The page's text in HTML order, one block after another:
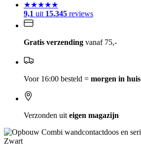
★★★★★
9,1 uit 15.345 reviews
Gratis verzending vanaf 75,-
Voor 16:00 besteld = morgen in huis
Verzonden uiteigen magazijn